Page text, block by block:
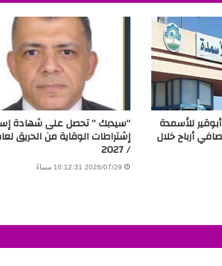
للأسمدة
جنيه صافي أرباح خلال
“سيدبك ” تحصل على شهادة
/ 2027
2026/07/29 10:12:31 مساءً